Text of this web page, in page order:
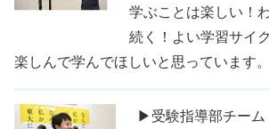
学ぶことは楽しい！
続く！よい学習サイ
楽しんで学んでほしいと思っています。
▶受験指導部チーム